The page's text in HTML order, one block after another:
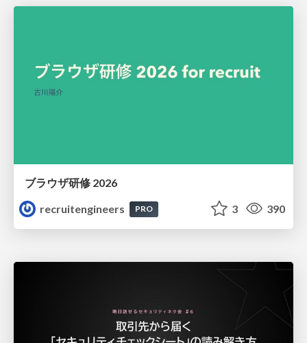
ブラウザ研修 2026
recruitengineers
PRO 3 390